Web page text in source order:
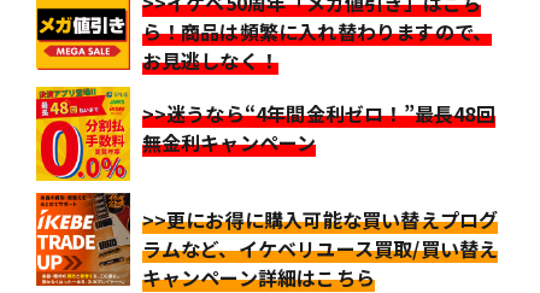
ら！商品は頻繁に入れ替わりますので、
お見逃しなく！
>>迷うなら“4年間金利ゼロ！”最長48回
無金利キャンペーン
>>更にお得に購入可能な買い替えプログ
ラムなど、イケベリユース買取/買い替え
キャンペーン詳細はこちら